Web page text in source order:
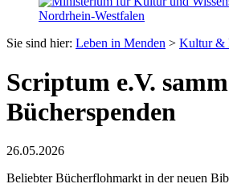
Sie sind hier: Leben in Menden > Kultur &
Scriptum e.V.
Bücherspenden
26.05.2026
Beliebter Bücherflohmarkt in der neuen